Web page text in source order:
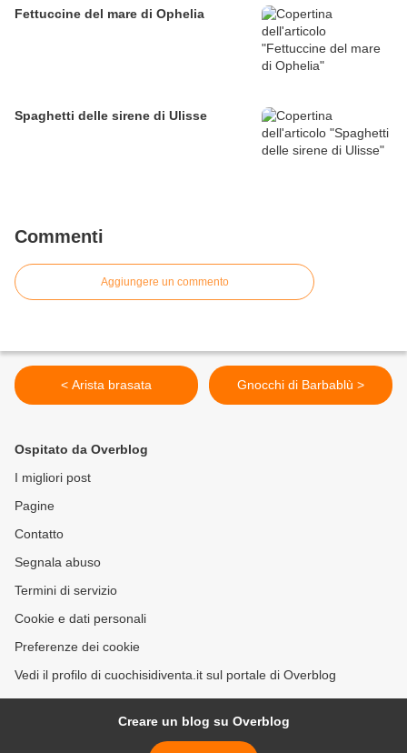
Fettuccine del mare di Ophelia
Spaghetti delle sirene di Ulisse
Commenti
Aggiungere un commento
< Arista brasata Gnocchi di Barbablù >
Ospitato da Overblog
I migliori post
Pagine
Contatto
Segnala abuso
Termini di servizio
Cookie e dati personali
Preferenze dei cookie
Vedi il profilo di cuochisidiventa.it sul portale di Overblog
Creare un blog su Overblog